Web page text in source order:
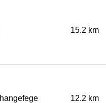
15.2 km
12.2 km